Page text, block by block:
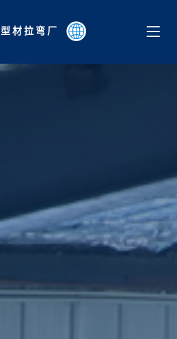
型材拉弯厂